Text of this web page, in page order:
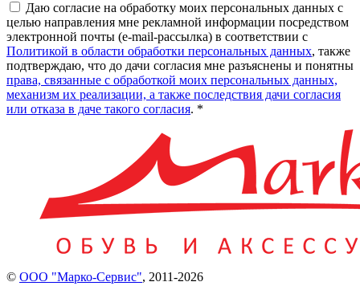
Даю согласие на обработку моих персональных данных с
целью направления мне рекламной информации посредством
электронной почты (e-mail-рассылка) в соответствии с
Политикой в области обработки персональных данных, также
подтверждаю, что до дачи согласия мне разъяснены и понятны
права, связанные с обработкой моих персональных данных,
механизм их реализации, а также последствия дачи согласия
или отказа в даче такого согласия. *
© ООО "Марко-Сервис", 2011-2026